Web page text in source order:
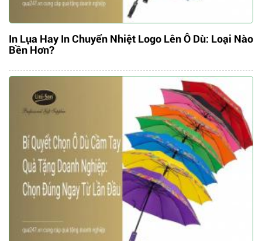
In Lụa Hay In Chuyển Nhiệt Logo Lên Ô Dù: Loại Nào
Bền Hơn?